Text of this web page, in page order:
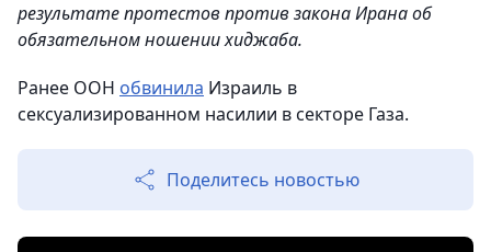
результате протестов против закона Ирана об
обязательном ношении хиджаба.
Ранее ООН обвинила Израиль в
сексуализированном насилии в секторе Газа.
Поделитесь новостью